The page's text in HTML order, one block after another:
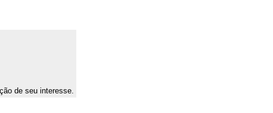
de seu interesse.